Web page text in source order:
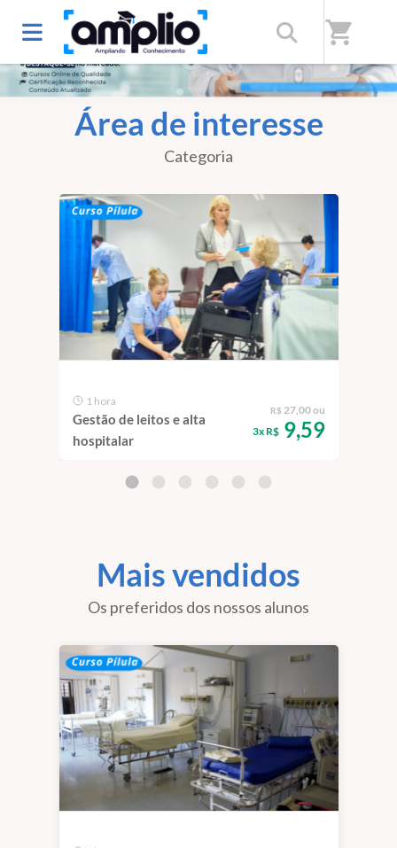
shopping_cart
Área de interesse
Categoria
1 hora
Gestão de leitos e alta
hospitalar
R$ 27,00 ou
3x R$9,59
Mais vendidos
Os preferidos dos nossos alunos